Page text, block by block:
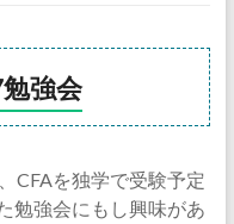
強会
CFAを独学で受験予定
勉強会にもし興味があ